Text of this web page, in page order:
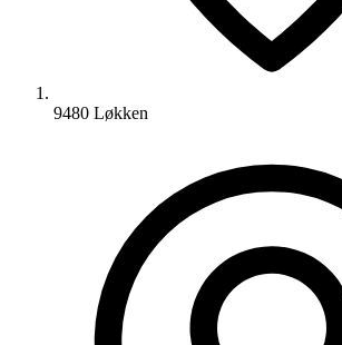
9480 Løkken